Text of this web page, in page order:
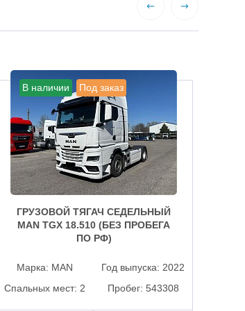
В наличии Под заказ
ГРУЗОВОЙ ТЯГАЧ СЕДЕЛЬНЫЙ
MAN TGX 18.510 (БЕЗ ПРОБЕГА
ПО РФ)
Марка: MAN Год выпуска: 2022
Спальных мест: 2 Пробег: 543308